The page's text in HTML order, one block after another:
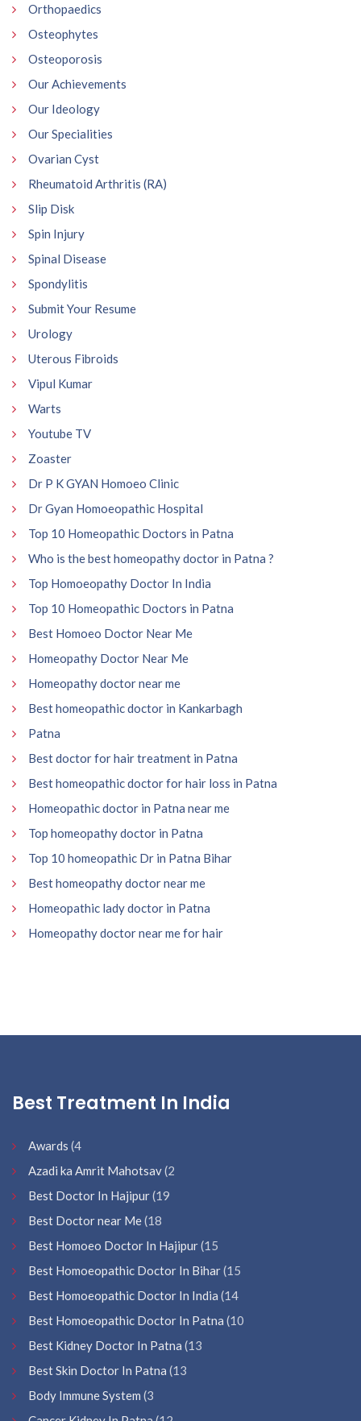
Orthopaedics
Osteophytes
Osteoporosis
Our Achievements
Our Ideology
Our Specialities
Ovarian Cyst
Rheumatoid Arthritis (RA)
Slip Disk
Spin Injury
Spinal Disease
Spondylitis
Submit Your Resume
Urology
Uterous Fibroids
Vipul Kumar
Warts
Youtube TV
Zoaster
Dr P K GYAN Homoeo Clinic
Dr Gyan Homoeopathic Hospital
Top 10 Homeopathic Doctors in Patna
Who is the best homeopathy doctor in Patna ?
Top Homoeopathy Doctor In India
Top 10 Homeopathic Doctors in Patna
Best Homoeo Doctor Near Me
Homeopathy Doctor Near Me
Homeopathy doctor near me
Best homeopathic doctor in Kankarbagh
Patna
Best doctor for hair treatment in Patna
Best homeopathic doctor for hair loss in Patna
Homeopathic doctor in Patna near me
Top homeopathy doctor in Patna
Top 10 homeopathic Dr in Patna Bihar
Best homeopathy doctor near me
Homeopathic lady doctor in Patna
Homeopathy doctor near me for hair
Best Treatment In India
Awards (4
Azadi ka Amrit Mahotsav(2
Best Doctor In Hajipur(19
Best Doctor near Me(18
Best Homoeo Doctor In Hajipur(15
Best Homoeopathic Doctor In Bihar(15
Best Homoeopathic Doctor In India (14
Best Homoeopathic Doctor In Patna (10
Best Kidney Doctor In Patna (13
Best Skin Doctor In Patna (13
Body Immune System (3